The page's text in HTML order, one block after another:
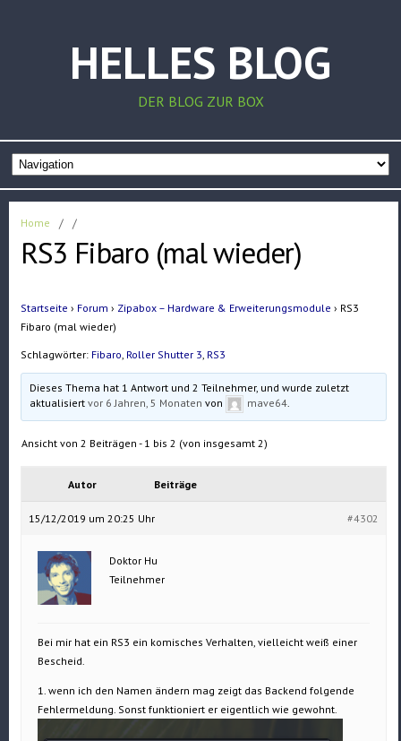
HELLES BLOG
DER BLOG ZUR BOX
Home / /
RS3 Fibaro (mal wieder)
Startseite › Forum › Zipabox – Hardware & Erweiterungsmodule › RS3
Fibaro (mal wieder)
Schlagwörter: Fibaro, Roller Shutter 3, RS3
Dieses Thema hat 1 Antwort und 2 Teilnehmer, und wurde zuletzt
aktualisiertvor 6 Jahren, 5 Monaten von mave64.
Ansicht von 2 Beiträgen - 1 bis 2 (von insgesamt 2)
Autor Beiträge
15/12/2019 um 20:25 Uhr #4302
Doktor Hu
Teilnehmer
Bei mir hat ein RS3 ein komisches Verhalten, vielleicht weiß einer
Bescheid.
1. wenn ich den Namen ändern mag zeigt das Backend folgende
Fehlermeldung. Sonst funktioniert er eigentlich wie gewohnt.